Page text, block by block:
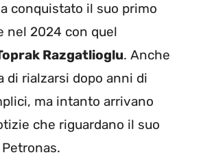
conquistato il suo primo
nel 2024 con quel
Razgatlioglu. Anche
di rialzarsi dopo anni di
ma intanto arrivano
che riguardano il suo